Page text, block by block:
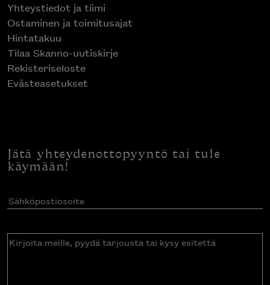
Yhteystiedot ja tiimi
Ostaminen ja toimitusajat
Hintatakuu
Tilaa Skanno-uutiskirje
Rekisteriseloste
Evästeasetukset
Jätä yhteydenottopyyntö tai tule
käymään!
Sähköpostiosoite(Pakollinen)
Kirjoita